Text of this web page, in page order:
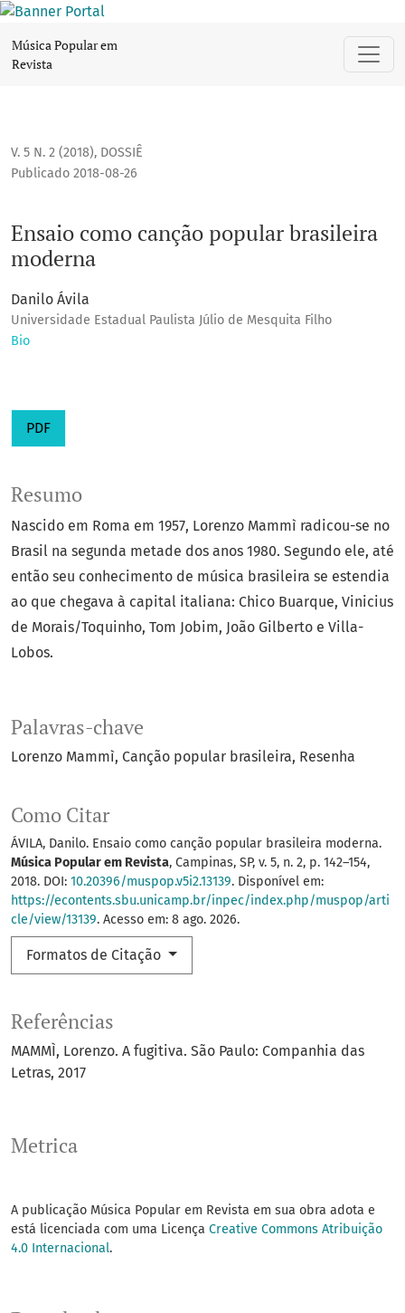
Música Popular em
Revista
V. 5 N. 2 (2018), DOSSIÊ
Ensaio como canção popular brasileira
moderna
Publicado 2018-08-26
Danilo Ávila
Universidade Estadual Paulista Júlio de Mesquita Filho
Bio
PDF
Palavras-chave
Lorenzo Mammì Canção popular brasileira Resenha
Metrica
Como Citar
ÁVILA, Danilo. Ensaio como canção popular brasileira moderna.
Música Popular em Revista, Campinas, SP, v. 5, n. 2, p. 142–154,
2018. DOI: 10.20396/muspop.v5i2.13139. Disponível em:
https://econtents.sbu.unicamp.br/inpec/index.php/muspop/arti
cle/view/13139. Acesso em: 8 ago. 2026.
Formatos de Citação
Resumo
Nascido em Roma em 1957, Lorenzo Mammì radicou-se no
Brasil na segunda metade dos anos 1980. Segundo ele, até
então seu conhecimento de música brasileira se estendia
ao que chegava à capital italiana: Chico Buarque, Vinicius
de Morais/Toquinho, Tom Jobim, João Gilberto e Villa-
Lobos.
Referências
MAMMÌ, Lorenzo. A fugitiva. São Paulo: Companhia das
Letras, 2017
A publicação Música Popular em Revista em sua obra adota e
está licenciada com uma Licença Creative Commons Atribuição
4.0 Internacional.